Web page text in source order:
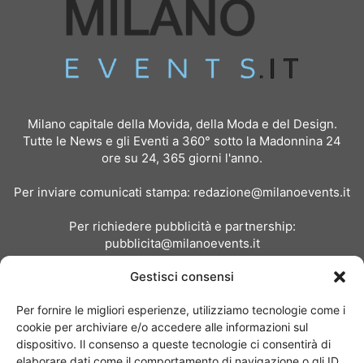
Gestisci consensi
Per fornire le migliori esperienze, utilizziamo tecnologie come i
cookie per archiviare e/o accedere alle informazioni sul
dispositivo. Il consenso a queste tecnologie ci consentirà di
Milano capitale della Movida, della Moda e del Design.
Tutte le News e gli Eventi a 360° sotto la Madonnina 24
ore su 24, 365 giorni l'anno.
Per inviare comunicati stampa: redazione@milanoevents.it
Per richiedere pubblicità e partnership:
pubblicita@milanoevents.it